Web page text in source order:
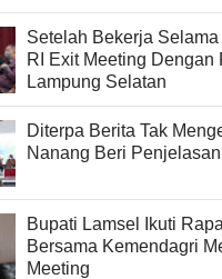
Setelah Bekerja
RI Exit Meeting Dengan
Lampung Selatan
Diterpa Berita Tak
Nanang Beri Penjelasan
Bupati Lamsel Ikuti
Bersama Kemendagri
Meeting